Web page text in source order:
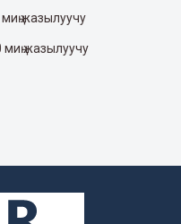
жазылуучу
миң жазылуучу